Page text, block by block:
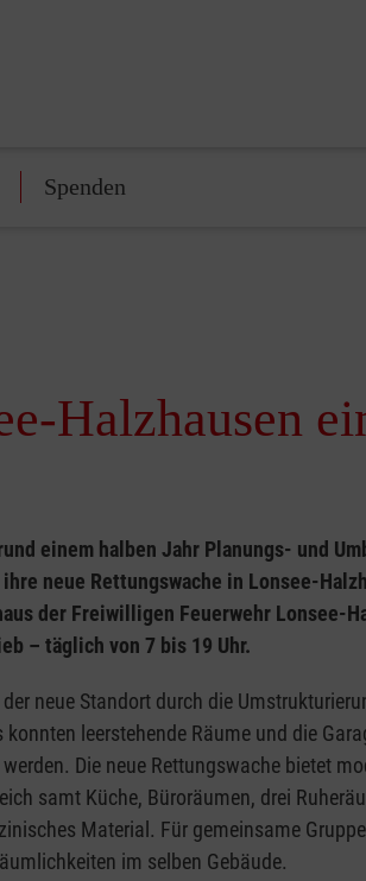
Spenden
Halzhausen
einem halben Jahr Planungs- und
ihre neue Rettungswache in Lonsee-
der Freiwilligen Feuerwehr Lonsee-
– täglich von 7 bis 19 Uhr.
neue Standort durch die
konnten leerstehende Räume und die
Die neue Rettungswache bietet
samt Küche, Büroräumen, drei
Material. Für gemeinsame
im selben Gebäude.